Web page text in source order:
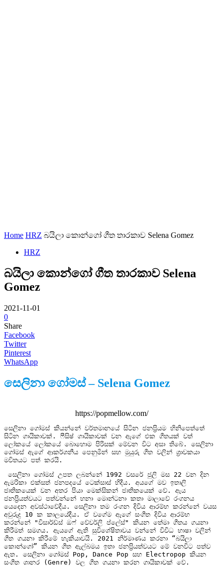
Home HRZ බයිලා කොන්ගෝ ගීත තාරකාව Selena Gomez
HRZ
බයිලා කොන්ගෝ ගීත තාරකාව Selena
Gomez
2021-11-01
0
Share
Facebook
Twitter
Pinterest
WhatsApp
සෙලිනා ගෝමස් – Selena Gomez
https://popmellow.com/
සෙලිනා ගෝමස් කියන්නේ වර්තමානයේ සිටින ජනප්‍රියම හිනිපෙත්තේ
සිටින ගායිකාවක්. ෆීසිෂ් ගායිකාවක් වන ඇගේ එක ගීතයක් වත්
ලෝකයේ ලෝකයේ බොහොම පිරිසක් මේවන විට අසා තිබේ. සෙලිනා
ගෝමස් ඇගේ ආකර්ශනීය පෙනුමින් සහ මුයුරු ගීත වලින් ශ්‍රාවකයා
මවිතයට පත් කරයි.
සෙලිනා ගෝමස් උපත ලබන්නේ 1992 වසරේ ජුලි මස 22 වන දින
ඇමරිකා එක්සත් ජනපදයේ ටෙක්සාස් හිදීය. අයගේ මව ඉතාලි
ජාතිකයෙක් වන අතර පියා මෙක්සිකන් ජාතිකයෙක් වේ. ඇය
ජනප්‍රියත්වයට පත්වන්නේ හනා මොන්ටනා කතා මාලාවේ රංගනය
යෙදෙන අවස්ථාවේදීය. සෙලිනා තම රංගන දිවිය ආරම්භ කරන්නේ වයස
අවුරුදු 10 ක කාලයේදීය. ඒ වගේම ඇගේ සංගීත දිවිය ආරම්භ
කරන්නේ "විසාර්ඩ්ස් ඔෆ් වේවර්ලි ප්ලේස්" කියන තේමා ගීතය ගයනා
කිරීමත් සමගය. ඇයගේ ඇති සුවිශේෂිතාවය වන්නේ විවිධ භාෂා වලින්
ගීත ගයනා කිරීමේ හැකියාවයි. 2021 නිර්මාණය කරනා “බයිලා
කොන්ගෝ” කියන ගීත ඇල්බමය ඉතා ජනප්‍රියත්වයට මේ වනවිට පත්ව
ඇත. සෙලිනා ගෝමස් Pop, Dance Pop සහ Electropop කියන